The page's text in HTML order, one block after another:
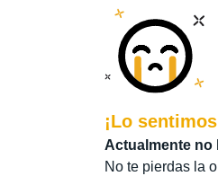
¡Lo
Actualmente no
No te pierdas la